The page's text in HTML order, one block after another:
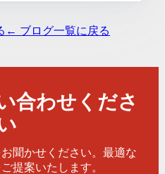
← ブログ一覧に戻る
合わせくださ
聞かせください。最適な
提案いたします。